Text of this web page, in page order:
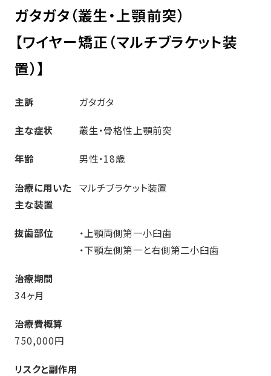
ガタガタ（叢生・上顎前突）
【ワイヤー矯正（マルチブラケット装
置）】
主訴 ガタガタ
主な症状 叢生・骨格性上顎前突
年齢 男性・18歳
治療に用いた
主な装置
マルチブラケット装置
抜歯部位
・上顎両側第一小臼歯
・下顎左側第一と右側第二小臼歯
治療期間
34ヶ月
治療費概算
750,000円
リスクと副作用